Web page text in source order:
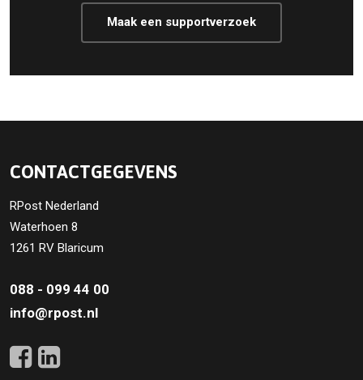
Maak een supportverzoek
CONTACTGEGEVENS
RPost Nederland
Waterhoen 8
1261 RV Blaricum
088 - 099 44 00
info@rpost.nl